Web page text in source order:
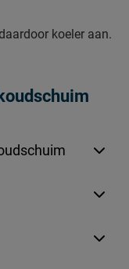
koeler aan.